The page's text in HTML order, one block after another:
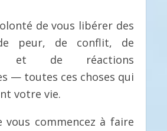
de vous libérer des
peur, de conflit, de
et de réactions
— toutes ces choses qui
votre vie.
vous commencez à faire